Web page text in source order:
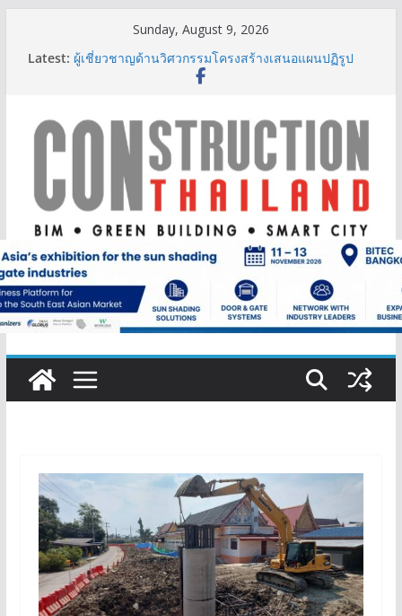
Sunday, August 9, 2026
Latest: ผู้เชี่ยวชาญด้านวิศวกรรมโครงสร้างเสนอแผนปฏิรูป
มาตรฐานตั้งแต่การออกแบบถึงการตรวจสอบอาคารไทย
เติบโต 377% ชี้ดีมานด์ภูเก็ตยังแกร่ง
BCT Expo 2026 ชูแนวคิด “Empowering Net Zero in
Construction & Mining” ขับเคลื่อนอุตสาหกรรม
ก่อสร้างและเหมืองแร่สู่สังคมคาร์บอนต่ำอย่างยั่งยืน
ลลิล พร็อพเพอร์ตี้ ก้าวสู่ปีที่ 40 ยึดลูกค้าเป็นศูนย์กลาง
IHG Hotels & Resorts เปิดตัว ฮอลิเดย์ อินน์ เอ็กซ์เพรส
อ่าวนางแห่งแรกในกระบี่